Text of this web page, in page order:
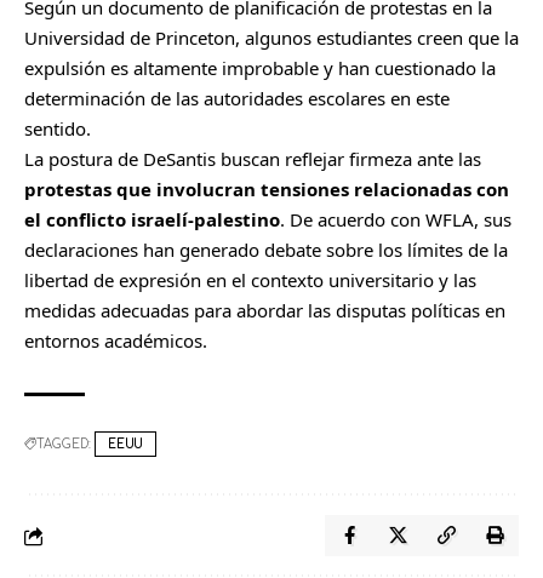
r
t
i
r
Según un documento de planificación de protestas en la
Universidad de Princeton, algunos estudiantes creen que la
expulsión es altamente improbable y han cuestionado la
determinación de las autoridades escolares en este
sentido.
La postura de DeSantis buscan reflejar firmeza ante las
protestas que involucran tensiones relacionadas con
el conflicto israelí-palestino. De acuerdo con WFLA, sus
declaraciones han generado debate sobre los límites de la
libertad de expresión en el contexto universitario y las
medidas adecuadas para abordar las disputas políticas en
entornos académicos.
TAGGED: EEUU